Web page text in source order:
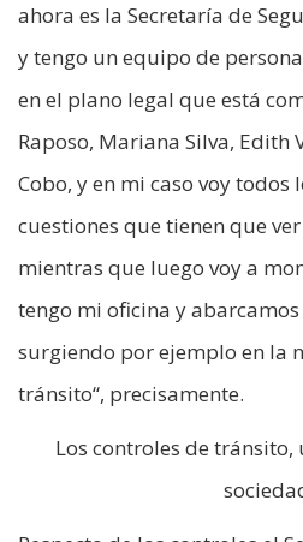
ahora es la Secretaría de
y tengo un equipo de
en el plano legal que está
Raposo, Mariana Silva, Edith
Cobo, y en mi caso voy todos
cuestiones que tienen que
mientras que luego voy a
tengo mi oficina y
surgiendo por ejemplo en la
tránsito“, precisamente.
Los controles de